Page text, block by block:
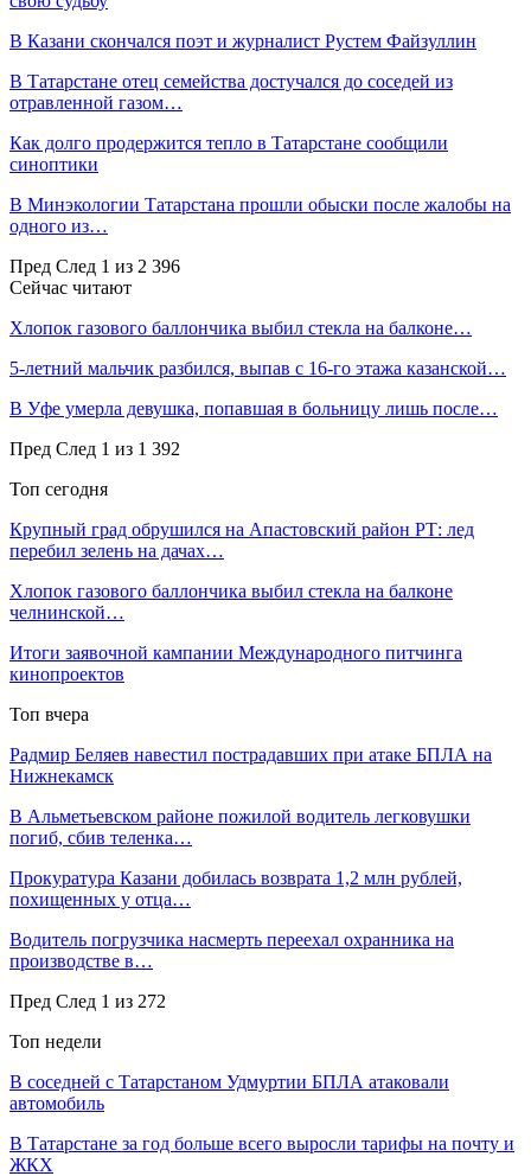
В Казани скончался поэт и журналист Рустем Файзуллин
В Татарстане отец семейства достучался до соседей из
отравленной газом…
Как долго продержится тепло в Татарстане сообщили
синоптики
В Минэкологии Татарстана прошли обыски после жалобы на
одного из…
Пред След 1 из 2 396
Сейчас читают
Хлопок газового баллончика выбил стекла на балконе…
5-летний мальчик разбился, выпав с 16-го этажа казанской…
В Уфе умерла девушка, попавшая в больницу лишь после…
Пред След 1 из 1 392
Топ сегодня
Крупный град обрушился на Апастовский район РТ: лед
перебил зелень на дачах…
Хлопок газового баллончика выбил стекла на балконе
челнинской…
Итоги заявочной кампании Международного питчинга
кинопроектов
Топ вчера
Радмир Беляев навестил пострадавших при атаке БПЛА на
Нижнекамск
В Альметьевском районе пожилой водитель легковушки
погиб, сбив теленка…
Прокуратура Казани добилась возврата 1,2 млн рублей,
похищенных у отца…
Водитель погрузчика насмерть переехал охранника на
производстве в…
Пред След 1 из 272
Топ недели
В соседней с Татарстаном Удмуртии БПЛА атаковали
автомобиль
В Татарстане за год больше всего выросли тарифы на почту и
ЖКХ